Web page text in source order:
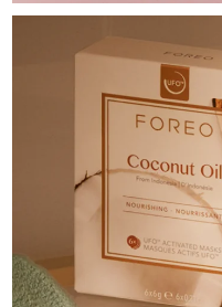
All facial
UFO™
ISSA™
Manuka
FAQ™护
All FAQ™
FAQ™产
All anti-
Anti-aging
FAQ™护
All FAQ™
FAQ™产
All LED
FAQ™产
All hair
FAQ™
FAQ™
All FAQ™
FAQ™
All toning
IPL hair
BEAR™
LUNA™
Recurring
BEAR™
芬兰
法属波利尼西亚
希腊